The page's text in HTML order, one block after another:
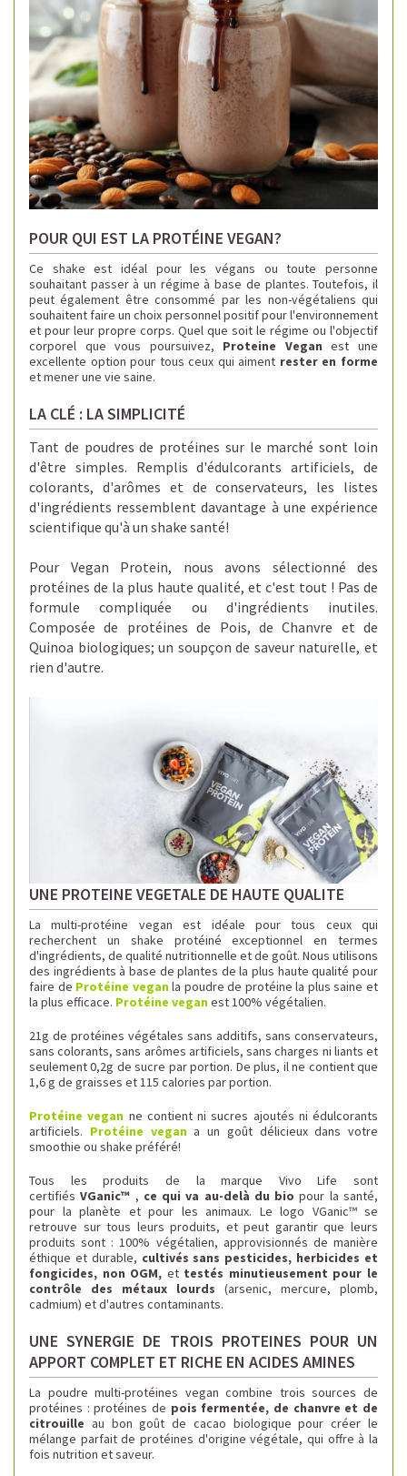
POUR QUI EST LA PROTÉINE VEGAN?
Ce shake est idéal pour les végans ou toute personne
souhaitant passer à un régime à base de plantes. Toutefois, il
peut également être consommé par les non-végétaliens qui
souhaitent faire un choix personnel positif pour l'environnement
et pour leur propre corps. Quel que soit le régime ou l'objectif
corporel que vous poursuivez, Proteine Vegan est une
excellente option pour tous ceux qui aiment rester en forme
et mener une vie saine.
LA CLÉ : LA SIMPLICITÉ
Tant de poudres de protéines sur le marché sont loin
d'être simples. Remplis d'édulcorants artificiels, de
colorants, d'arômes et de conservateurs, les listes
d'ingrédients ressemblent davantage à une expérience
scientifique qu'à un shake santé!
Pour Vegan Protein, nous avons sélectionné des
protéines de la plus haute qualité, et c'est tout ! Pas de
formule compliquée ou d'ingrédients inutiles.
Composée de protéines de Pois, de Chanvre et de
Quinoa biologiques; un soupçon de saveur naturelle, et
rien d'autre.
UNE PROTEINE VEGETALE DE HAUTE QUALITE
La multi-protéine vegan est idéale pour tous ceux qui
recherchent un shake protéiné exceptionnel en termes
d'ingrédients, de qualité nutritionnelle et de goût. Nous utilisons
des ingrédients à base de plantes de la plus haute qualité pour
faire de Protéine veganla poudre de protéine la plus saine et
la plus efficace. Protéine veganest 100% végétalien.
21g de protéines végétales sans additifs, sans conservateurs,
sans colorants, sans arômes artificiels, sans charges ni liants et
seulement 0,2g de sucre par portion. De plus, il ne contient que
1,6 g de graisses et 115 calories par portion.
Protéine vegan ne contient ni sucres ajoutés ni édulcorants
artificiels. Protéine vegana un goût délicieux dans votre
smoothie ou shake préféré!
Tous les produits de la marque Vivo Life sont
certifiés VGanic™ , ce qui va au-delà du bio pour la santé,
pour la planète et pour les animaux. Le logo VGanic™ se
retrouve sur tous leurs produits, et peut garantir que leurs
produits sont : 100% végétalien, approvisionnés de manière
éthique et durable, cultivés sans pesticides, herbicides et
fongicides, non OGM, et testés minutieusement pour le
contrôle des métaux lourds (arsenic, mercure, plomb,
cadmium) et d'autres contaminants.
UNE SYNERGIE DE TROIS PROTEINES POUR UN
APPORT COMPLET ET RICHE EN ACIDES AMINES
La poudre multi-protéines vegan combine trois sources de
protéines : protéines de pois fermentée, de chanvre et de
citrouille au bon goût de cacao biologique pour créer le
mélange parfait de protéines d'origine végétale, qui offre à la
fois nutrition et saveur.